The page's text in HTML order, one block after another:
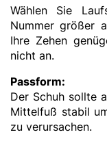
Wählen Sie
Nummer größer
Ihre Zehen
nicht an.
Passform:
Der Schuh sollte
Mittelfuß stabil
zu verursachen.